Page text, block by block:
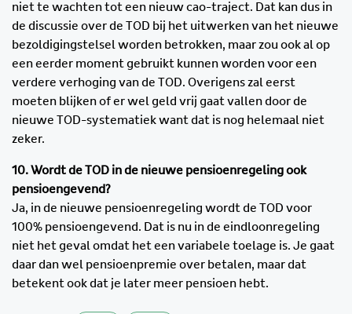
niet te wachten tot een nieuw cao-traject. Dat kan dus in
de discussie over de TOD bij het uitwerken van het nieuwe
bezoldigingstelsel worden betrokken, maar zou ook al op
een eerder moment gebruikt kunnen worden voor een
verdere verhoging van de TOD. Overigens zal eerst
moeten blijken of er wel geld vrij gaat vallen door de
nieuwe TOD-systematiek want dat is nog helemaal niet
zeker.
10. Wordt de TOD in de nieuwe pensioenregeling ook
pensioengevend?
Ja, in de nieuwe pensioenregeling wordt de TOD voor
100% pensioengevend. Dat is nu in de eindloonregeling
niet het geval omdat het een variabele toelage is. Je gaat
daar dan wel pensioenpremie over betalen, maar dat
betekent ook dat je later meer pensioen hebt.